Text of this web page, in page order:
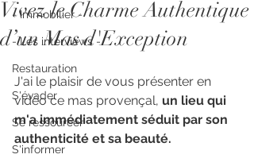
- Immobilier -
- Les interviews -
Restauration
S'évader
Se ressourcer
S'informer
Vivez le Charme Authentique
d’un Mas d'Exception
J'ai le plaisir de vous présenter en
vidéo ce mas provençal, un lieu qui
m'a immédiatement séduit par son
authenticité et sa beauté.